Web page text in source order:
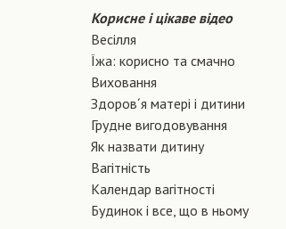
Корисне і цікаве відео
Весілля
Їжа: корисно та смачно
Виховання
Здоров´я матері і дитини
Грудне вигодовування
Як назвати дитину
Вагiтнiсть
Календар вагітності
Будинок і все, що в ньому